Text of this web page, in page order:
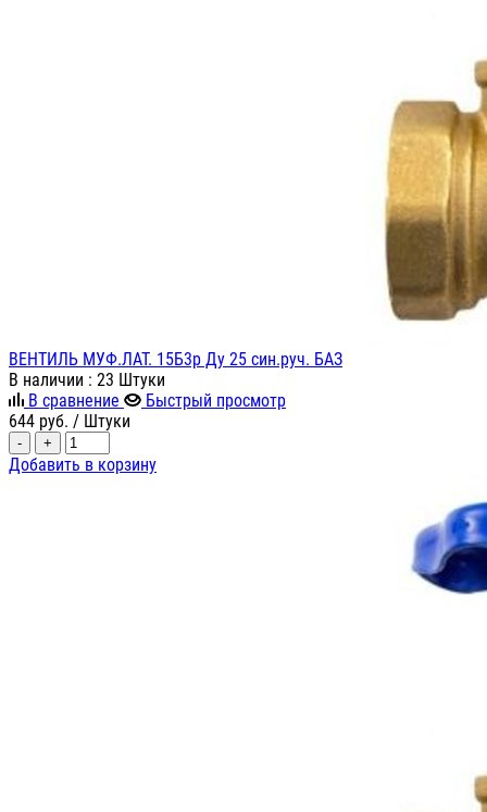
ВЕНТИЛЬ МУФ.ЛАТ. 15Б3р Ду 25 син.руч. БАЗ
В наличии : 23 Штуки
В сравнение
Быстрый просмотр
644 руб. / Штуки
- +
Добавить в корзину